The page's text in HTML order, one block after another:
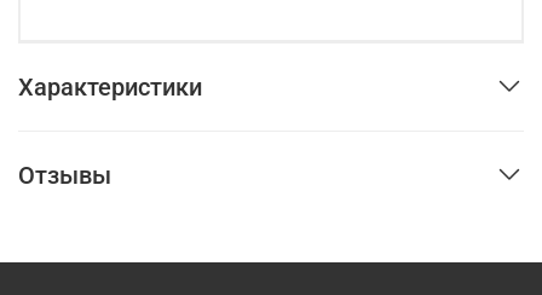
Характеристики
Отзывы